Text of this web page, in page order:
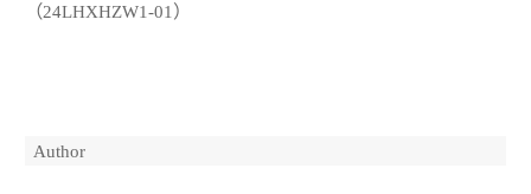
（24LHXHZW1-01）
Author